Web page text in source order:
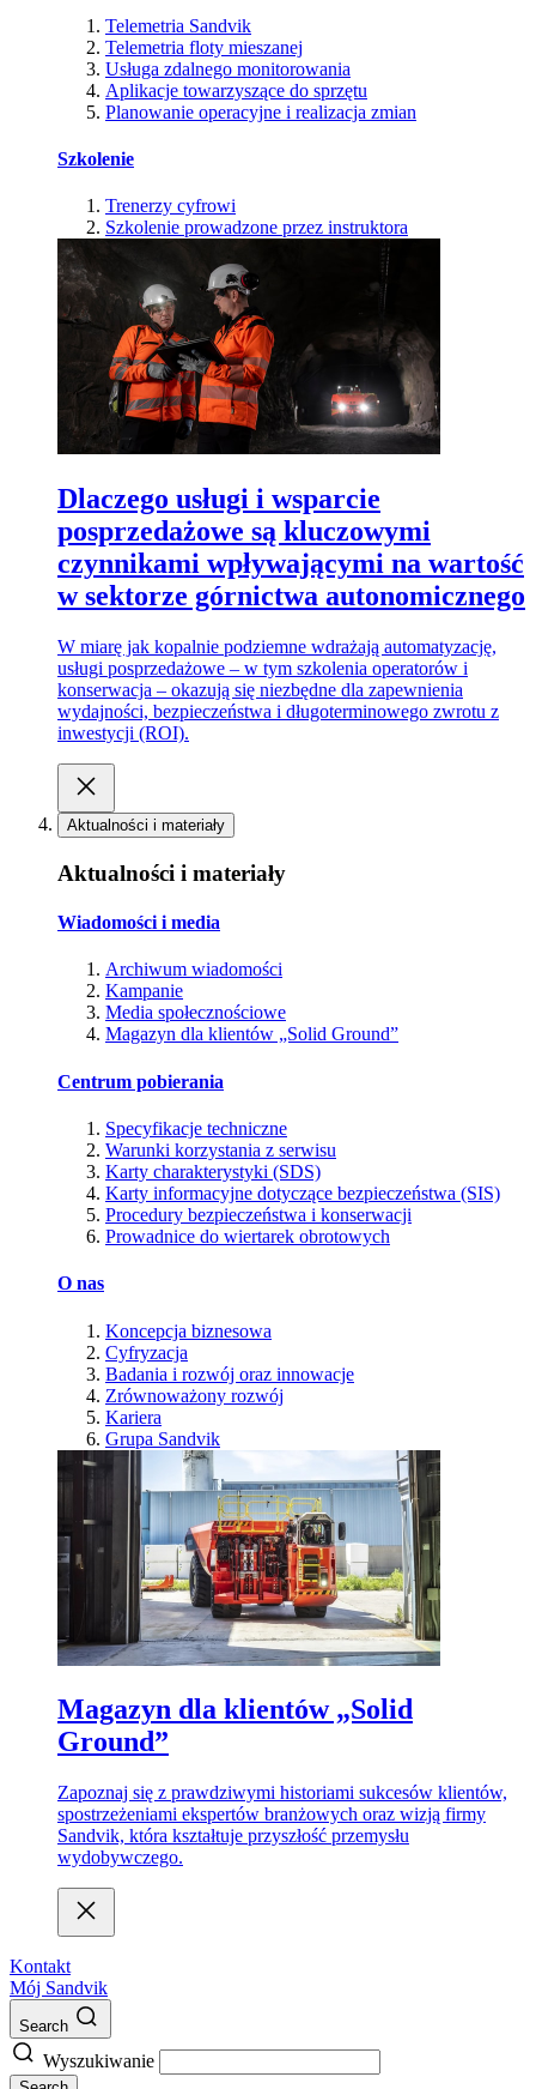
Telemetria Sandvik
Telemetria floty mieszanej
Usługa zdalnego monitorowania
Aplikacje towarzyszące do sprzętu
Planowanie operacyjne i realizacja zmian
Szkolenie
Trenerzy cyfrowi
Szkolenie prowadzone przez instruktora
Dlaczego usługi i wsparcie
posprzedażowe są kluczowymi
czynnikami wpływającymi na wartość
w sektorze górnictwa autonomicznego
W miarę jak kopalnie podziemne wdrażają automatyzację,
usługi posprzedażowe – w tym szkolenia operatorów i
konserwacja – okazują się niezbędne dla zapewnienia
wydajności, bezpieczeństwa i długoterminowego zwrotu z
inwestycji (ROI).
Aktualności i materiały
Aktualności i materiały
Wiadomości i media
Archiwum wiadomości
Kampanie
Media społecznościowe
Magazyn dla klientów „Solid Ground”
Centrum pobierania
Specyfikacje techniczne
Warunki korzystania z serwisu
Karty charakterystyki (SDS)
Karty informacyjne dotyczące bezpieczeństwa (SIS)
Procedury bezpieczeństwa i konserwacji
Prowadnice do wiertarek obrotowych
O nas
Koncepcja biznesowa
Cyfryzacja
Badania i rozwój oraz innowacje
Zrównoważony rozwój
Kariera
Grupa Sandvik
Magazyn dla klientów „Solid
Ground”
Zapoznaj się z prawdziwymi historiami sukcesów klientów,
spostrzeżeniami ekspertów branżowych oraz wizją firmy
Sandvik, która kształtuje przyszłość przemysłu
wydobywczego.
Kontakt
Mój Sandvik
Search
Wyszukiwanie